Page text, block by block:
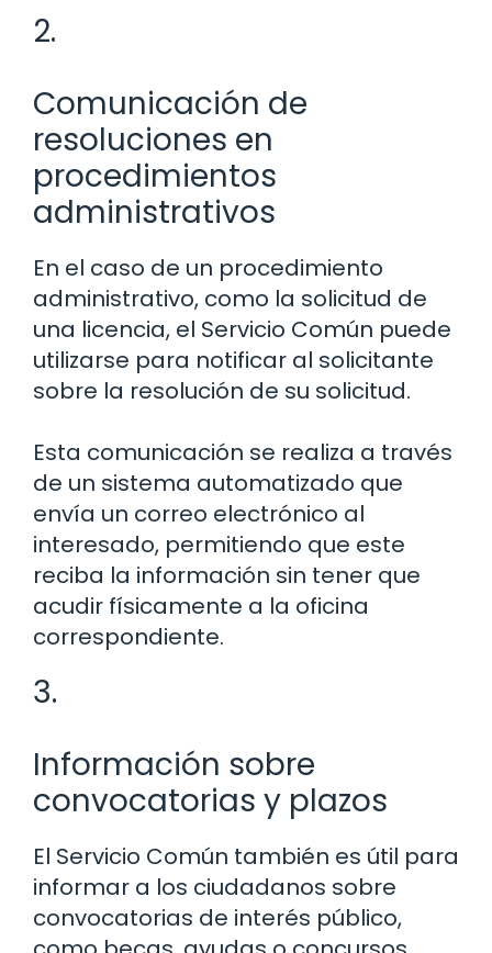
2.
Comunicación de
resoluciones en
procedimientos
administrativos
En el caso de un procedimiento
administrativo, como la solicitud de
una licencia, el Servicio Común puede
utilizarse para notificar al solicitante
sobre la resolución de su solicitud.
Esta comunicación se realiza a través
de un sistema automatizado que
envía un correo electrónico al
interesado, permitiendo que este
reciba la información sin tener que
acudir físicamente a la oficina
correspondiente.
3.
Información sobre
convocatorias y plazos
El Servicio Común también es útil para
informar a los ciudadanos sobre
convocatorias de interés público,